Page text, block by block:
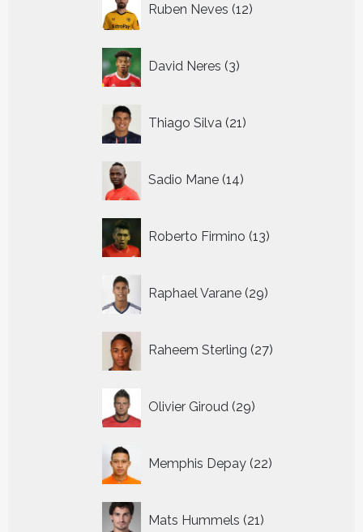
Ruben Neves 12
producten
David Neres 3
producten
Thiago Silva 21
producten
Sadio Mane 14
producten
Roberto Firmino 13
producten
Raphael Varane 29
producten
Raheem Sterling 27
producten
Olivier Giroud 29
producten
Memphis Depay 22
producten
Mats Hummels 21
producten